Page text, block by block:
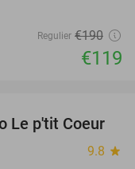
Regulier €190
€119
44%
Le p'tit Coeur
9.8 star